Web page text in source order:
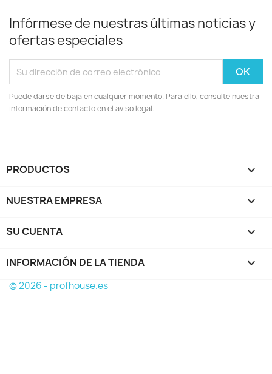
Infórmese de nuestras últimas noticias y
ofertas especiales
Puede darse de baja en cualquier momento. Para ello, consulte nuestra
información de contacto en el aviso legal.
PRODUCTOS 
NUESTRA EMPRESA 
SU CUENTA 
INFORMACIÓN DE LA TIENDA keyboard_arrow_down
© 2026 - profhouse.es